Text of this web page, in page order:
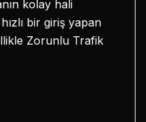
kolay hali
bir giriş yapan
Zorunlu Trafik